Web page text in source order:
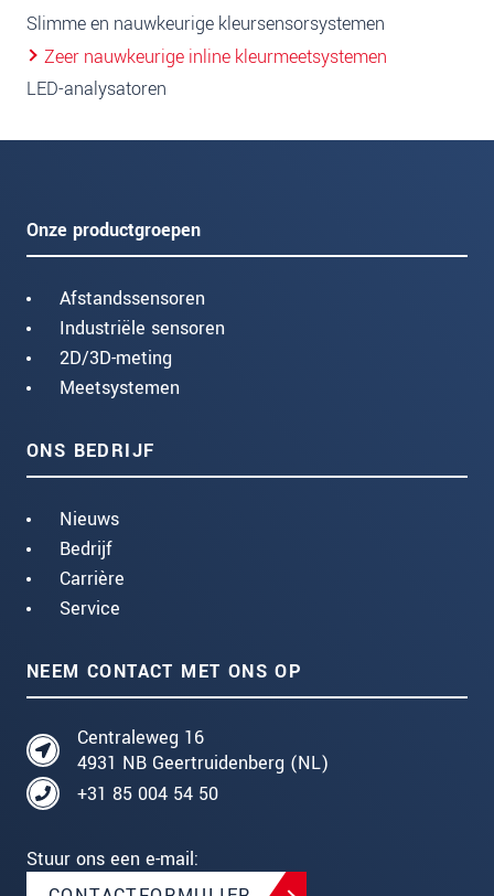
Slimme en nauwkeurige kleursensorsystemen
Zeer nauwkeurige inline kleurmeetsystemen
LED-analysatoren
Onze productgroepen
Afstandssensoren
Industriële sensoren
2D/3D-meting
Meetsystemen
ONS BEDRIJF
Nieuws
Bedrijf
Carrière
Service
NEEM CONTACT MET ONS OP
Centraleweg 16
4931 NB Geertruidenberg (NL)
+31 85 004 54 50
Stuur ons een e-mail: